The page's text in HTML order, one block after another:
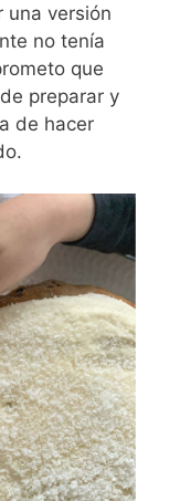
una versión
no tenía
que
preparar y
de hacer